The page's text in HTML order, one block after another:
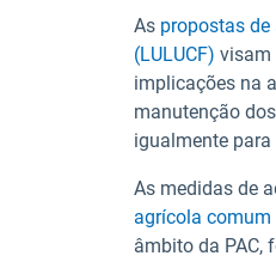
As propostas de
(LULUCF) visam
implicações na
manutenção
igualmente
As medidas de
agrícola comum
âmbito da PAC,